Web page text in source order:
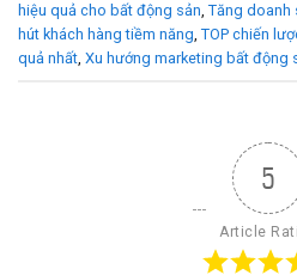
hiệu quả cho bất động sản, Tăng doanh
hút khách hàng tiềm năng, TOP chiến
quả nhất, Xu hướng marketing bất động
5
Article